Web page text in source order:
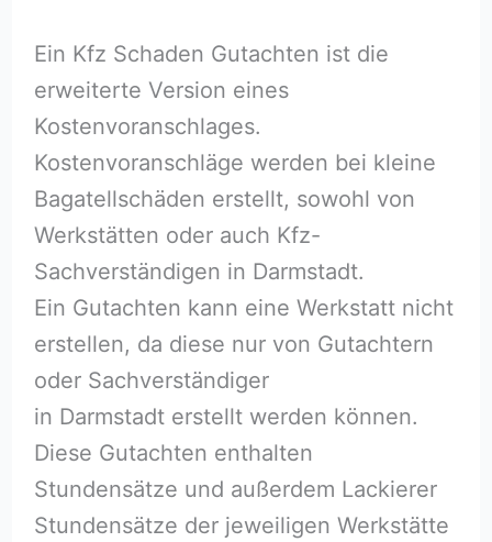
Ein Kfz Schaden Gutachten ist die
erweiterte Version eines
Kostenvoranschlages.
Kostenvoranschläge werden bei kleine
Bagatellschäden erstellt, sowohl von
Werkstätten oder auch Kfz-
Sachverständigen in Darmstadt.
Ein Gutachten kann eine Werkstatt nicht
erstellen, da diese nur von Gutachtern
oder Sachverständiger
in Darmstadt erstellt werden können.
Diese Gutachten enthalten
Stundensätze und außerdem Lackierer
Stundensätze der jeweiligen Werkstätte